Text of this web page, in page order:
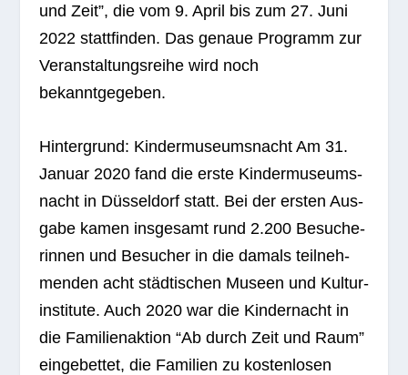
und Zeit”, die vom 9. April bis zum 27. Juni
2022 statt­fin­den. Das genaue Pro­gramm zur
Ver­an­stal­tungs­reihe wird noch
bekanntgegeben.
Hin­ter­grund: Kin­der­mu­se­ums­nacht Am 31.
Januar 2020 fand die erste Kin­der­mu­se­ums­
nacht in Düs­sel­dorf statt. Bei der ers­ten Aus­
gabe kamen ins­ge­samt rund 2.200 Besu­che­
rin­nen und Besu­cher in die damals teil­neh­
men­den acht städ­ti­schen Museen und Kul­tur­
in­sti­tute. Auch 2020 war die Kin­der­nacht in
die Fami­li­en­ak­tion “Ab durch Zeit und Raum”
ein­ge­bet­tet, die Fami­lien zu kos­ten­lo­sen